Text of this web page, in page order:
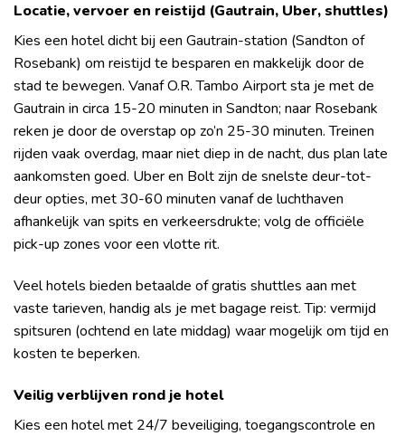
Locatie, vervoer en reistijd (Gautrain, Uber, shuttles)
Kies een hotel dicht bij een Gautrain-station (Sandton of
Rosebank) om reistijd te besparen en makkelijk door de
stad te bewegen. Vanaf O.R. Tambo Airport sta je met de
Gautrain in circa 15-20 minuten in Sandton; naar Rosebank
reken je door de overstap op zo’n 25-30 minuten. Treinen
rijden vaak overdag, maar niet diep in de nacht, dus plan late
aankomsten goed. Uber en Bolt zijn de snelste deur-tot-
deur opties, met 30-60 minuten vanaf de luchthaven
afhankelijk van spits en verkeersdrukte; volg de officiële
pick-up zones voor een vlotte rit.
Veel hotels bieden betaalde of gratis shuttles aan met
vaste tarieven, handig als je met bagage reist. Tip: vermijd
spitsuren (ochtend en late middag) waar mogelijk om tijd en
kosten te beperken.
Veilig verblijven rond je hotel
Kies een hotel met 24/7 beveiliging, toegangscontrole en